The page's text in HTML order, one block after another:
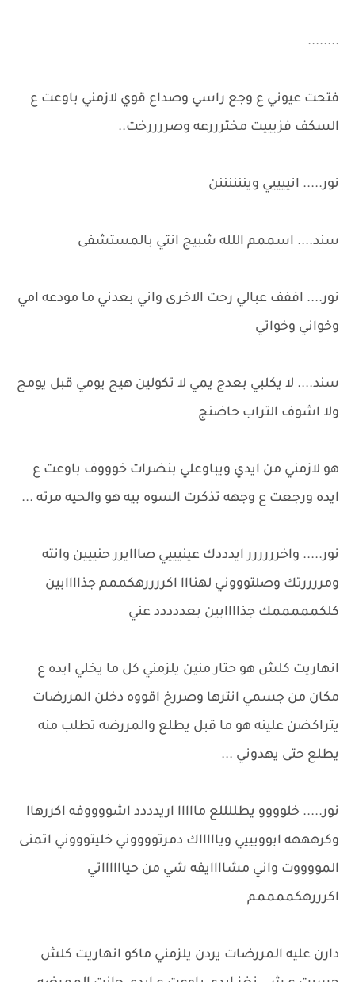
........
فتحت عيوني ع وجع راسي وصداع قوي لازمني باوعت ع
السكف فزيييت مخترررعه وصررررخت..
نور..... انييييي ويننننننن
سند.... اسممم اللله شبيج انتي بالمستشفى
نور.... اففف عبالي رحت الاخرى واني بعدني ما مودعه امي
وخواني وخواتي
سند.... لا يكلبي بعدج يمي لا تكولين هيج يومي قبل يومج
ولا اشوف التراب حاضنج
هو لازمني من ايدي ويباوعلي بنضرات خوووف باوعت ع
ايده ورجعت ع وجهه تذكرت السوه بيه هو والحيه مرته ...
نور..... واخرررررر ايدددك عينيييي صااايرر حنييين وانته
ومررررتك وصلتوووني لهنااا اكررررهكممم جذاااابين
كلكمممممك جذاااابين بعددددد عني
انهاريت كلش هو حتار منين يلزمني كل ما يخلي ايده ع
مكان من جسمي انترها وصررخ اقووه دخلن المررضات
يتراكضن علينه هو ما قبل يطلع والمررضه تطلب منه
يطلع حتى يهدوني ...
نور..... خلوووو يطللللع مااااا اريدددد اشووووفه اكررهاا
وكرهههه ابوويييي وياااااك دمرتووووني خليتوووني اتمنى
المووووت واني مشاااايفه شي من حيااااااتي
اكرررهكممممم
دارن عليه المررضات يردن يلزمني ماكو انهاريت كلش